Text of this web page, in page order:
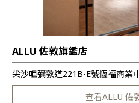
ALLU 佐敦旗鑑店
尖沙咀彌敦道221B-E號恆福商業
查看ALLU 佐